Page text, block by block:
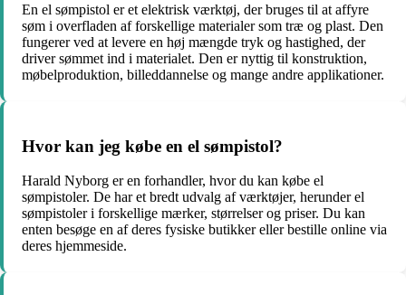
En el sømpistol er et elektrisk værktøj, der bruges til at affyre
søm i overfladen af forskellige materialer som træ og plast. Den
fungerer ved at levere en høj mængde tryk og hastighed, der
driver sømmet ind i materialet. Den er nyttig til konstruktion,
møbelproduktion, billeddannelse og mange andre applikationer.
Hvor kan jeg købe en el sømpistol?
Harald Nyborg er en forhandler, hvor du kan købe el
sømpistoler. De har et bredt udvalg af værktøjer, herunder el
sømpistoler i forskellige mærker, størrelser og priser. Du kan
enten besøge en af deres fysiske butikker eller bestille online via
deres hjemmeside.